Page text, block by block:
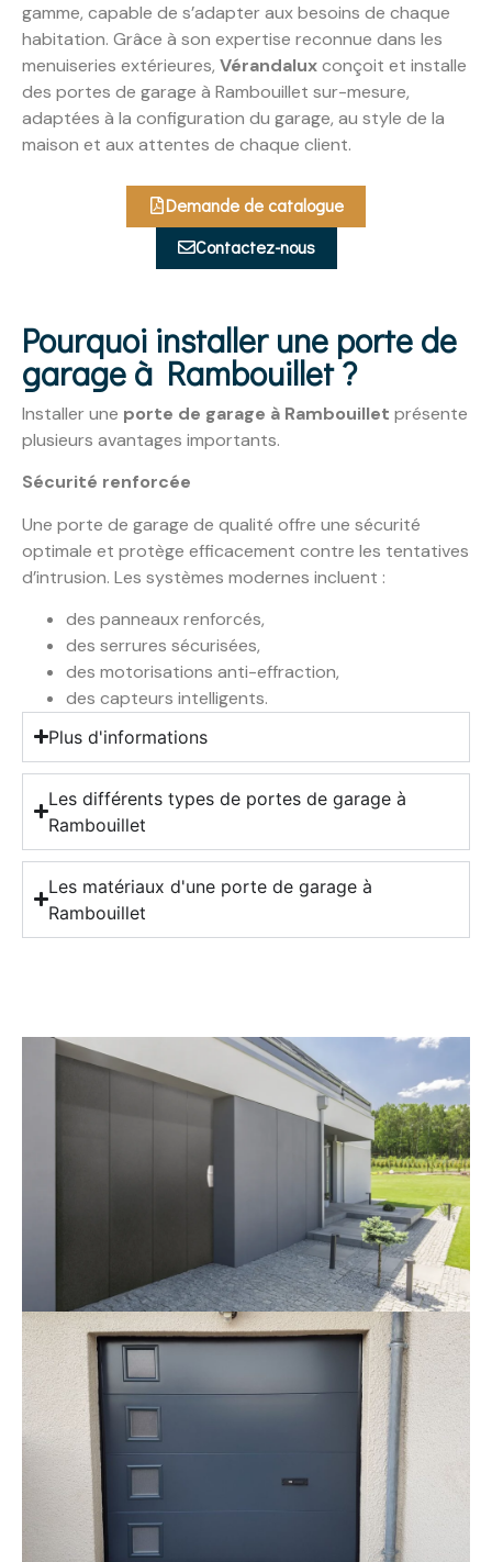
gamme, capable de s’adapter aux besoins de chaque
habitation. Grâce à son expertise reconnue dans les
menuiseries extérieures, Vérandaluxconçoit et installe
des portes de garage à Rambouillet sur-mesure,
adaptées à la configuration du garage, au style de la
maison et aux attentes de chaque client.
Demande de catalogue
Contactez-nous
Pourquoi installer une porte de
garage à Rambouillet ?
Installer une porte de garage à Rambouillet présente
plusieurs avantages importants.
Sécurité renforcée
Une porte de garage de qualité offre une sécurité
optimale et protège efficacement contre les tentatives
d’intrusion. Les systèmes modernes incluent :
des panneaux renforcés,
des serrures sécurisées,
des motorisations anti-effraction,
des capteurs intelligents.
Plus d'informations
Les différents types de portes de garage à
Rambouillet
Les matériaux d'une porte de garage à
Rambouillet